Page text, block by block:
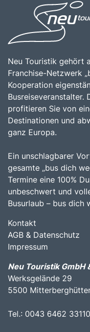
Assmannshausen. Die
Bedeutung,
deutsche Lebensart
einem
und den Charme
Neu Touristik gehört
Franchise-Netzwerk
Kooperation
Busreiseveranstalter.
profitieren Sie von
Destinationen und
ganz Europa.
Ein unschlagbarer
gesamte „bus dich
Termine eine 100%
unbeschwert und
Busurlaub – bus dich
Kontakt
AGB & Datenschutz
Impressum
Neu Touristik GmbH
Werksgelände 29
5500
Tel.: 0043 6462 33110